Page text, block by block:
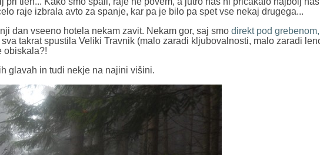
raje izbrala avto za spanje, kar pa je bilo pa spet vse nekaj drugega...
dan vseeno hotela nekam zavit. Nekam gor, saj smo direkt pod
takrat spustila Veliki Travnik (malo zaradi kljubovalnosti, malo zaradi
obiskala?!
glavah in tudi nekje na najini višini.